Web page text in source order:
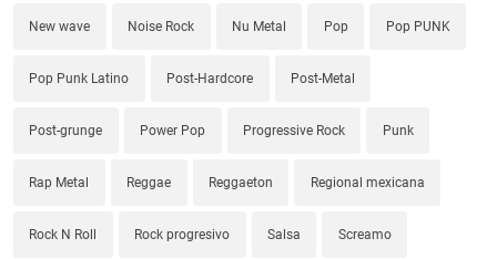
New wave Noise Rock Nu Metal Pop Pop PUNK
Pop Punk Latino Post-Hardcore Post-Metal
Post-grunge Power Pop Progressive Rock Punk
Rap Metal Reggae Reggaeton Regional mexicana
Rock N Roll Rock progresivo Salsa Screamo